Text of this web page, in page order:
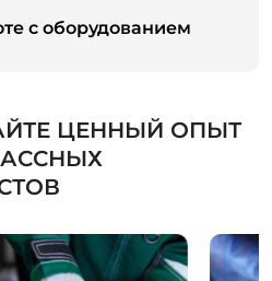
с оборудованием
ЦЕННЫЙ ОПЫТ